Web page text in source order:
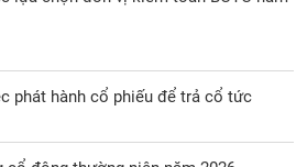
phát hành cổ phiếu để trả cổ tức